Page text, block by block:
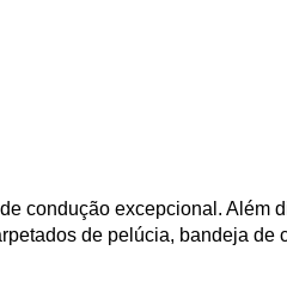
condução excepcional. Além
de pelúcia, bandeja de